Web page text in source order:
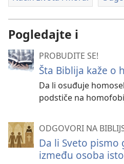
Pogledajte i
PROBUDITE SE!
Šta Biblija kaže o
Da li osuđuje
podstiče na
ODGOVORI NA
Da li Sveto
između osoba